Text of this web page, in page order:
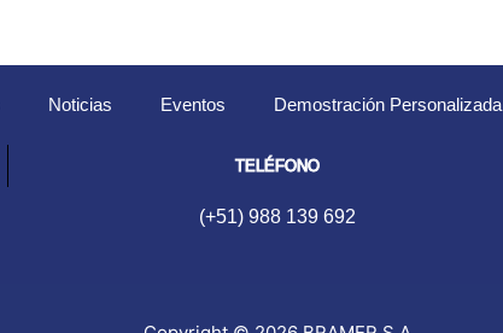
Noticias Eventos Demostración Personalizada
TELÉFONO
(+51) 988 139 692